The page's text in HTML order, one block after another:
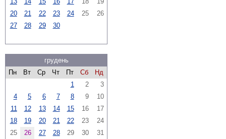
20
21 22 23 24 25
26
27
28 29 30
грудень
Пн
Вт Ср Чт Пт Сб
Нд
1
2
3
4
5 6 7 8 9
10
11
12 13 14 15 16
17
18
19 20 21 22 23
24
25
26 27 28 29 30 31